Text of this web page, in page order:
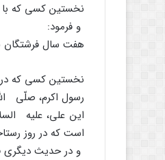
نخستین کسى که با
و فرمود:
هفت سال فرشتگان
نخستین کسى که در
رسول اکرم، صلّى
این على، علیه
است که در روز
و در حدیث دیگرى